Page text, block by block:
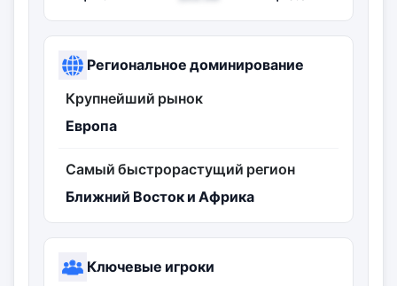
Региональное доминирование
Крупнейший рынок
Европа
Самый быстрорастущий регион
Ближний Восток и Африка
Ключевые игроки